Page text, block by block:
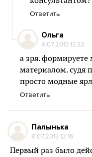
Ответить
Ольга
8.07.2013 13:32
а зря.
материалом. судя
просто модные
Ответить
Палынька
8.07.2013 12:16
Первый раз было